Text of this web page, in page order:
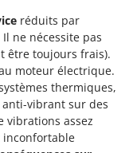
réduits par
ne nécessite pas
être toujours frais).
moteur électrique.
thermiques,
vibrant sur des
vibrations assez
inconfortable